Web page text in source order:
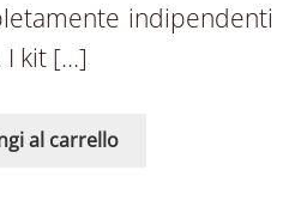
indipendenti
I kit […]
al carrello